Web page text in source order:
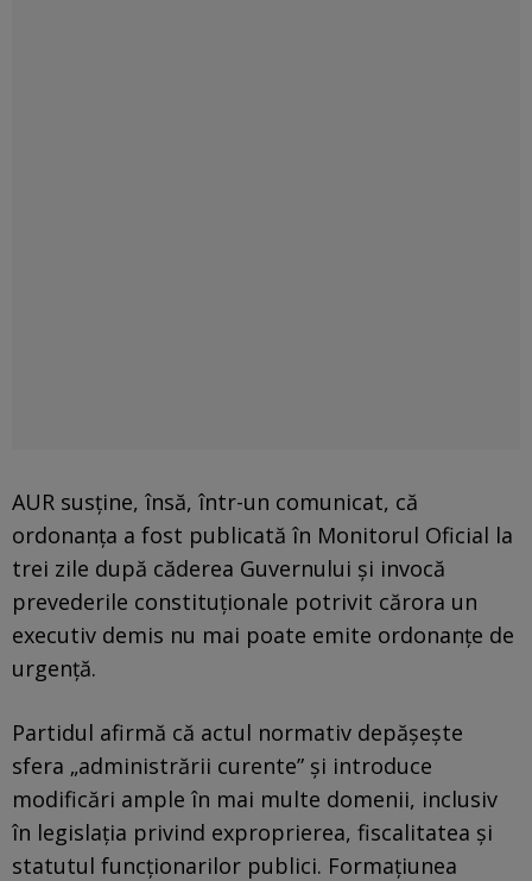
AUR susține, însă, într-un comunicat, că
ordonanța a fost publicată în Monitorul Oficial la
trei zile după căderea Guvernului și invocă
prevederile constituționale potrivit cărora un
executiv demis nu mai poate emite ordonanțe de
urgență.
Partidul afirmă că actul normativ depășește
sfera „administrării curente” și introduce
modificări ample în mai multe domenii, inclusiv
în legislația privind exproprierea, fiscalitatea și
statutul funcționarilor publici. Formațiunea